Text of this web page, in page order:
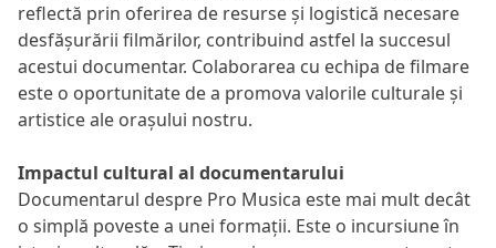
reflectă prin oferirea de resurse și logistică necesare
desfășurării filmărilor, contribuind astfel la succesul
acestui documentar. Colaborarea cu echipa de filmare
este o oportunitate de a promova valorile culturale și
artistice ale orașului nostru.
Impactul cultural al documentarului
Documentarul despre Pro Musica este mai mult decât
o simplă poveste a unei formații. Este o incursiune în